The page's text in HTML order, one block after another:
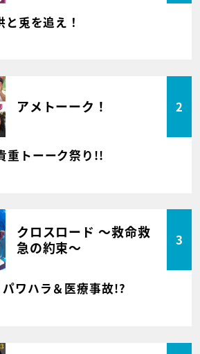
兎を追え！
アメトーーク！ 2
重トーーク祭り!!
クロスロード ～救命救
急の約束～
3
ワハラ＆医療事故!?